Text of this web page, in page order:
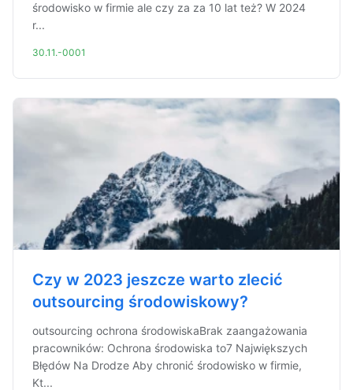
środowisko w firmie ale czy za za 10 lat też? W 2024
r...
30.11.-0001
Czy w 2023 jeszcze warto zlecić
outsourcing środowiskowy?
outsourcing ochrona środowiskaBrak zaangażowania
pracowników: Ochrona środowiska to7 Największych
Błędów Na Drodze Aby chronić środowisko w firmie,
Kt...